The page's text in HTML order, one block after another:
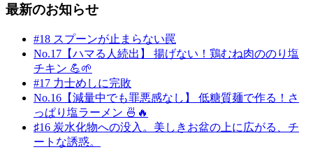
最新のお知らせ
#18 スプーンが止まらない罠
No.17【ハマる人続出】 揚げない！鶏むね肉ののり塩
チキン 💪🌱
#17 力士めしに完敗
No.16【減量中でも罪悪感なし】 低糖質麺で作る！さ
っぱり塩ラーメン 🍜🔥
♯16 炭水化物への没入。美しきお盆の上に広がる、チ
ートな誘惑。